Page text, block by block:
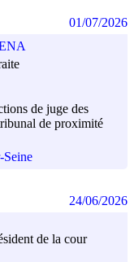
de juge des
de proximité
01/07/2026
de la cour
24/06/2026